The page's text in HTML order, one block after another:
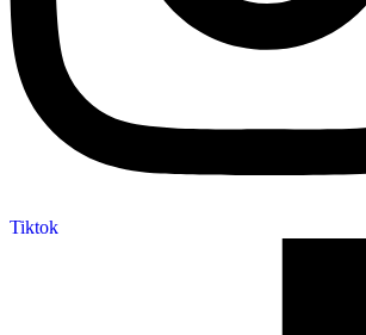
Tiktok